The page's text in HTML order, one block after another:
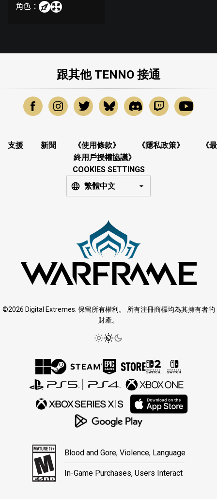
角色：
跟其他 TENNO 接通
支援 新聞 《使用條款》 《隱私政策》
《最
終用戶授權協議》
COOKIES SETTINGS
繁體中文
©2026 Digital Extremes. 保留所有權利。 所有注冊商標均為其擁有者的
財產。
Blood and Gore, Violence, Language
In-Game Purchases, Users Interact